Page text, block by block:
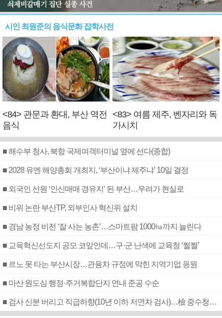
시인 최원준의 음식문화 잡학사전
<84> 관문과 환대, 부산 역전
음식
<83> 여름 제주, 벤자리와 독
가시치
■ 해수부 청사, 북항 국제여객터미널 옆에 선다(종합)
■ 2028 유엔 해양총회 개최지, ‘부산이냐 제주냐’ 10일 결정
■ 외국인 선원 ‘인신매매 경유지’ 된 부산…우려가 현실로
■ 비위 논란 부산TP, 외부인사 혁신위 설치
■ 경남 농정 비전 ‘잘 사는 농촌’…스마트팜 1000㏊까지 늘린다
■ 교육혁신선도지 공모 코앞인데…구·군 난색에 교육청 ‘쩔쩔’
■ 르노 못 타는 부산시장…관용차 규정에 막힌 지역기업 응원
■ 마산 원도심 행정·주거복합단지 연내 준공 수순
■ 검사 신분 버리고 직급하향(10년 이하 저연차 검사)…檢 중수청행 기피